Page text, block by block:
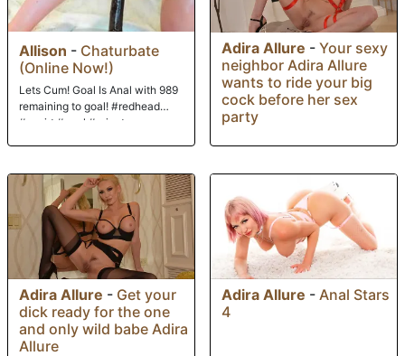
Allison - Chaturbate
(Online Now!)
Lets Cum! Goal Is Anal with 989
remaining to goal! #redhead
#squirt #anal #private
Adira Allure - Your sexy
neighbor Adira Allure
wants to ride your big
cock before her sex
party
Adira Allure - Get your
dick ready for the one
and only wild babe Adira
Allure
Adira Allure - Anal Stars
4